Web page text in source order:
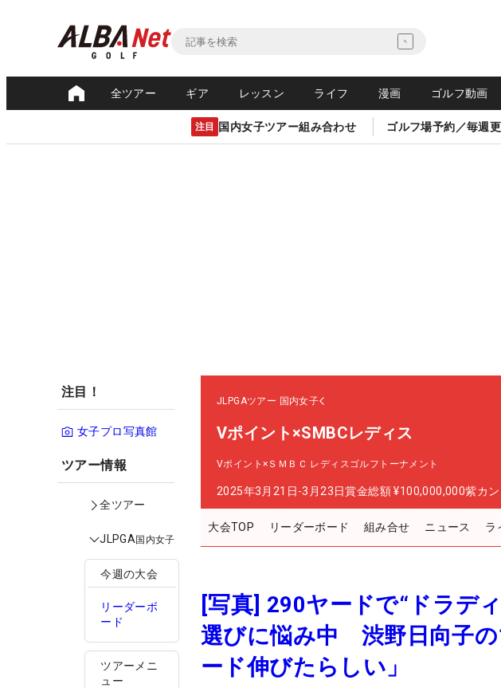
全ツアー ギア レッスン ライフ 漫画 ゴルフ動画
注目 国内女子ツアー組み合わせ ゴルフ場予約／毎週
注目！
女子プロ写真館
ツアー情報
全ツアー
JLPGA国内女子
今週の大会
リーダーボ
ード
ツアーメニ
ュー
JLPGAツアー 国内女子
Vポイント×SMBCレディス
Vポイント×ＳＭＢＣ レディスゴルフトーナメント
2025年3月21日-3月23日賞金総額 ¥100,000,000紫カ
大会TOP リーダーボード 組み合せ ニュース ラ
[写真] 290ヤードで“ドラデ
選びに悩み中 渋野日向子
ード伸びたらしい」